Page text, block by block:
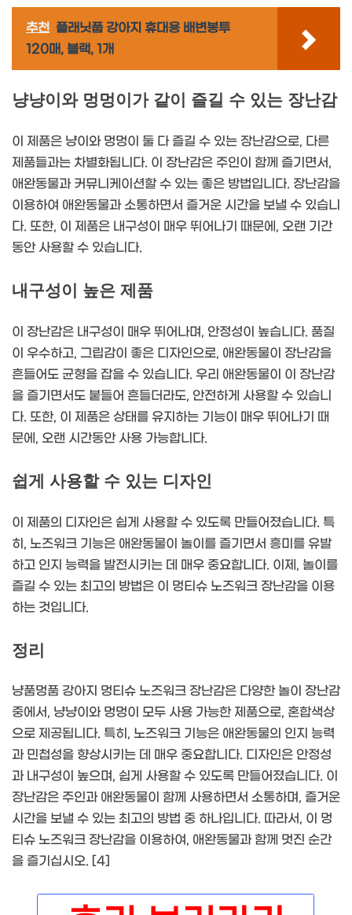
추천 플래닛풉 강아지 휴대용 배변봉투
120매, 블랙, 1개
냥냥이와 멍멍이가 같이 즐길 수 있는 장난감
이 제품은 냥이와 멍멍이 둘 다 즐길 수 있는 장난감으로, 다른
제품들과는 차별화됩니다. 이 장난감은 주인이 함께 즐기면서,
애완동물과 커뮤니케이션할 수 있는 좋은 방법입니다. 장난감을
이용하여 애완동물과 소통하면서 즐거운 시간을 보낼 수 있습니
다. 또한, 이 제품은 내구성이 매우 뛰어나기 때문에, 오랜 기간
동안 사용할 수 있습니다.
내구성이 높은 제품
이 장난감은 내구성이 매우 뛰어나며, 안정성이 높습니다. 품질
이 우수하고, 그립감이 좋은 디자인으로, 애완동물이 장난감을
흔들어도 균형을 잡을 수 있습니다. 우리 애완동물이 이 장난감
을 즐기면서도 붙들어 흔들더라도, 안전하게 사용할 수 있습니
다. 또한, 이 제품은 상태를 유지하는 기능이 매우 뛰어나기 때
문에, 오랜 시간동안 사용 가능합니다.
쉽게 사용할 수 있는 디자인
이 제품의 디자인은 쉽게 사용할 수 있도록 만들어졌습니다. 특
히, 노즈워크 기능은 애완동물이 놀이를 즐기면서 흥미를 유발
하고 인지 능력을 발전시키는 데 매우 중요합니다. 이제, 놀이를
즐길 수 있는 최고의 방법은 이 멍티슈 노즈워크 장난감을 이용
하는 것입니다.
정리
냥품멍품 강아지 멍티슈 노즈워크 장난감은 다양한 놀이 장난감
중에서, 냥냥이와 멍멍이 모두 사용 가능한 제품으로, 혼합색상
으로 제공됩니다. 특히, 노즈워크 기능은 애완동물의 인지 능력
과 민첩성을 향상시키는 데 매우 중요합니다. 디자인은 안정성
과 내구성이 높으며, 쉽게 사용할 수 있도록 만들어졌습니다. 이
장난감은 주인과 애완동물이 함께 사용하면서 소통하며, 즐거운
시간을 보낼 수 있는 최고의 방법 중 하나입니다. 따라서, 이 멍
티슈 노즈워크 장난감을 이용하여, 애완동물과 함께 멋진 순간
을 즐기십시오. [4]